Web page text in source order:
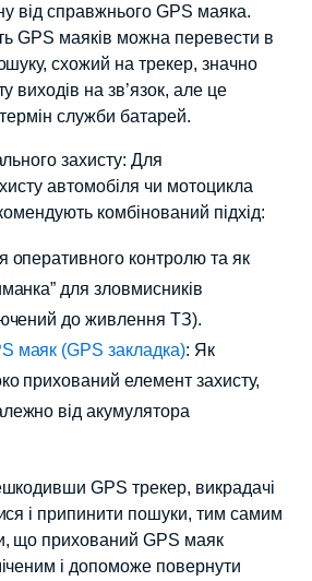
від справжнього GPS маяка.
GPS маяків можна перевести в
схожий на трекер, значно
виходів на зв’язок, але це
служби батарей.
захисту: Для
автомобіля чи мотоцикла
комбінований підхід:
оперативного контролю та як
для зловмисників
до живлення ТЗ).
маяк (GPS закладка): Як
прихований елемент захисту,
від акумулятора
GPS трекер, викрадачі
і припинити пошуки, тим самим
що прихований GPS маяк
і допоможе повернути